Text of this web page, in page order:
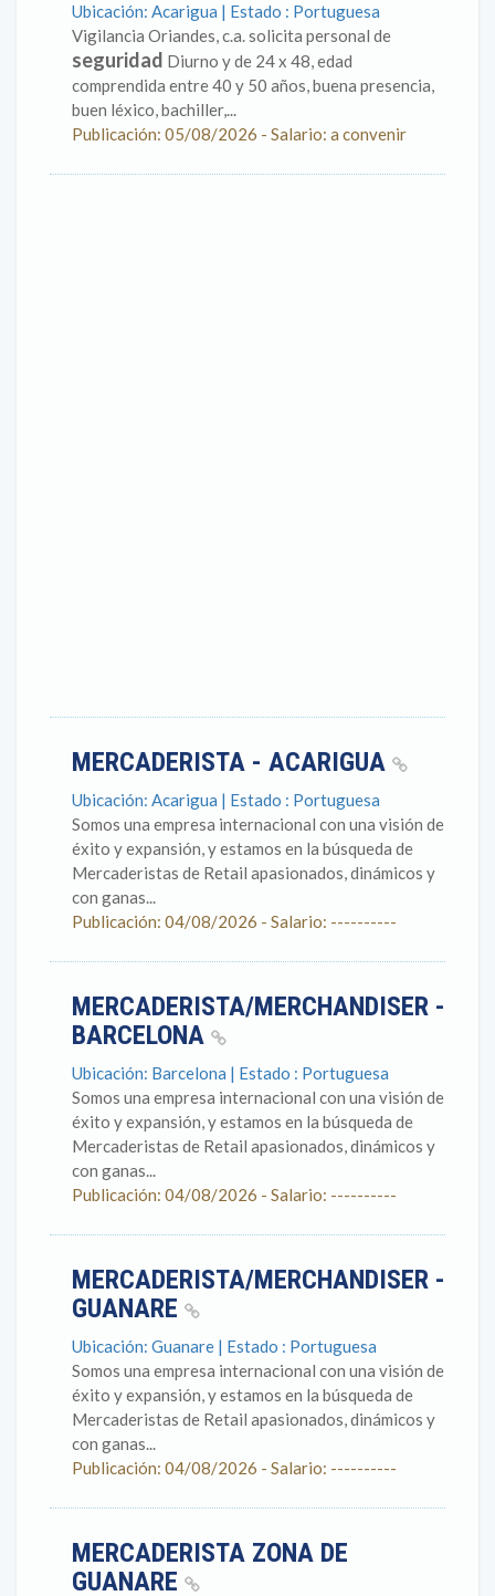
Ubicación: Acarigua | Estado : Portuguesa
Vigilancia Oriandes, c.a. solicita personal de
seguridad Diurno y de 24 x 48, edad
comprendida entre 40 y 50 años, buena presencia,
buen léxico, bachiller,...
Publicación: 05/08/2026 - Salario: a convenir
MERCADERISTA - ACARIGUA
Ubicación: Acarigua | Estado : Portuguesa
Somos una empresa internacional con una visión de
éxito y expansión, y estamos en la búsqueda de
Mercaderistas de Retail apasionados, dinámicos y
con ganas...
Publicación: 04/08/2026 - Salario: ----------
MERCADERISTA/MERCHANDISER -
BARCELONA
Ubicación: Barcelona | Estado : Portuguesa
Somos una empresa internacional con una visión de
éxito y expansión, y estamos en la búsqueda de
Mercaderistas de Retail apasionados, dinámicos y
con ganas...
Publicación: 04/08/2026 - Salario: ----------
MERCADERISTA/MERCHANDISER -
GUANARE
Ubicación: Guanare | Estado : Portuguesa
Somos una empresa internacional con una visión de
éxito y expansión, y estamos en la búsqueda de
Mercaderistas de Retail apasionados, dinámicos y
con ganas...
Publicación: 04/08/2026 - Salario: ----------
MERCADERISTA ZONA DE
GUANARE